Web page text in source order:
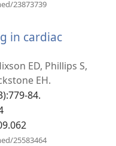
23873739
タ
開
く）
in cardiac
ED, Phillips S,
EH.
84.
25583464